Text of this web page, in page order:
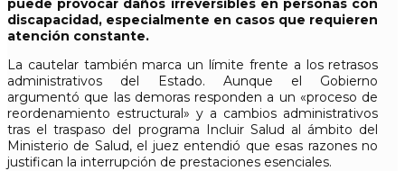
puede provocar daños irreversibles en personas con
discapacidad, especialmente en casos que requieren
atención constante.
La cautelar también marca un límite frente a los retrasos
administrativos del Estado. Aunque el Gobierno
argumentó que las demoras responden a un «proceso de
reordenamiento estructural» y a cambios administrativos
tras el traspaso del programa Incluir Salud al ámbito del
Ministerio de Salud, el juez entendió que esas razones no
justifican la interrupción de prestaciones esenciales.